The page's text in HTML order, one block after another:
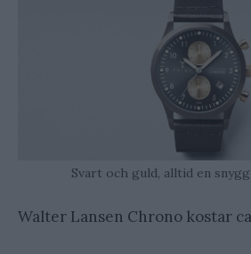
Svart och guld, alltid en
Walter Lansen Chrono kostar ca